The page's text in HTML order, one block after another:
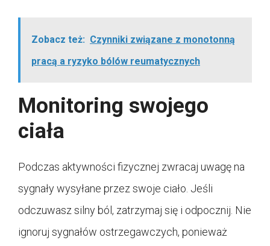
Zobacz też: Czynniki związane z monotonną
pracą a ryzyko bólów reumatycznych
Monitoring swojego
ciała
Podczas aktywności fizycznej zwracaj uwagę na
sygnały wysyłane przez swoje ciało. Jeśli
odczuwasz silny ból, zatrzymaj się i odpocznij. Nie
ignoruj sygnałów ostrzegawczych, ponieważ